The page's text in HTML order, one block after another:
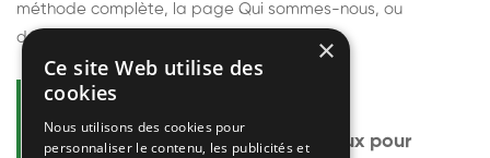
méthode complète, la page Qui sommes-nous, ou
découvrir
Questions fréquentes
Le frelon européen est-il dangereux pour
×
Ce site Web utilise des
cookies
Nous utilisons des cookies pour
personnaliser le contenu, les publicités et